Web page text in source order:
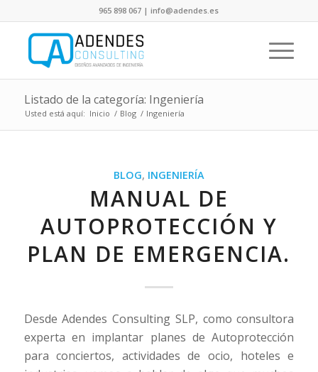
965 898 067 | info@adendes.es
Listado de la categoría: Ingeniería
Usted está aquí: Inicio / Blog / Ingeniería
BLOG, INGENIERÍA
MANUAL DE
AUTOPROTECCIÓN Y
PLAN DE EMERGENCIA.
Desde Adendes Consulting SLP, como consultora
experta en implantar planes de Autoprotección
para conciertos, actividades de ocio, hoteles e